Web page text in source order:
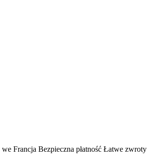
Francja Bezpieczna płatność Łatwe zwroty